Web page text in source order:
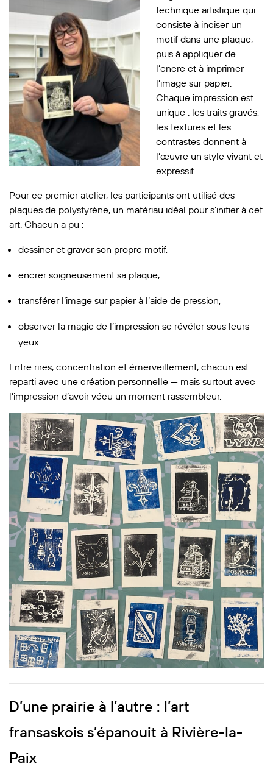
technique artistique qui
consiste à inciser un
motif dans une plaque,
puis à appliquer de
l’encre et à imprimer
l’image sur papier.
Chaque impression est
unique : les traits gravés,
les textures et les
contrastes donnent à
l’œuvre un style vivant et
expressif.
Pour ce premier atelier, les participants ont utilisé des
plaques de polystyrène, un matériau idéal pour s’initier à cet
art. Chacun a pu :
dessiner et graver son propre motif,
encrer soigneusement sa plaque,
transférer l’image sur papier à l’aide de pression,
observer la magie de l’impression se révéler sous leurs
yeux.
Entre rires, concentration et émerveillement, chacun est
reparti avec une création personnelle — mais surtout avec
l’impression d’avoir vécu un moment rassembleur.
D’une prairie à l’autre : l’art
fransaskois s’épanouit à Rivière-la-
Paix